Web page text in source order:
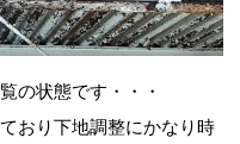
の状態です・・・
おり下地調整にかなり時